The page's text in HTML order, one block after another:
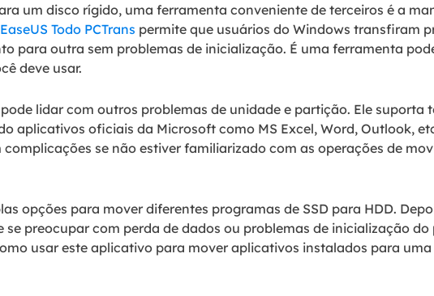
um disco rígido, uma ferramenta conveniente de terceiros é a
EaseUS Todo PCTrans permite que usuários do Windows transfiram
para outra sem problemas de inicialização. É uma ferramenta
deve usar.
pode lidar com outros problemas de unidade e partição. Ele suporta
aplicativos oficiais da Microsoft como MS Excel, Word, Outlook,
se não estiver familiarizado com as operações de
opções para mover diferentes programas de SSD para HDD.
se preocupar com perda de dados ou problemas de inicialização
usar este aplicativo para mover aplicativos instalados para